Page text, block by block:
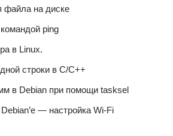
файла на диске
ping
в Linux.
строки в C/C++
в Debian при помощи tasksel
— настройка Wi-Fi